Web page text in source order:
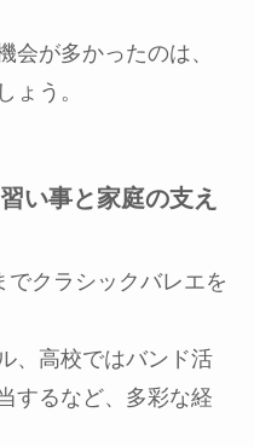
会が多かったのは、
ょう。
い事と家庭の支え
でクラシックバレエを
、高校ではバンド活
するなど、多彩な経